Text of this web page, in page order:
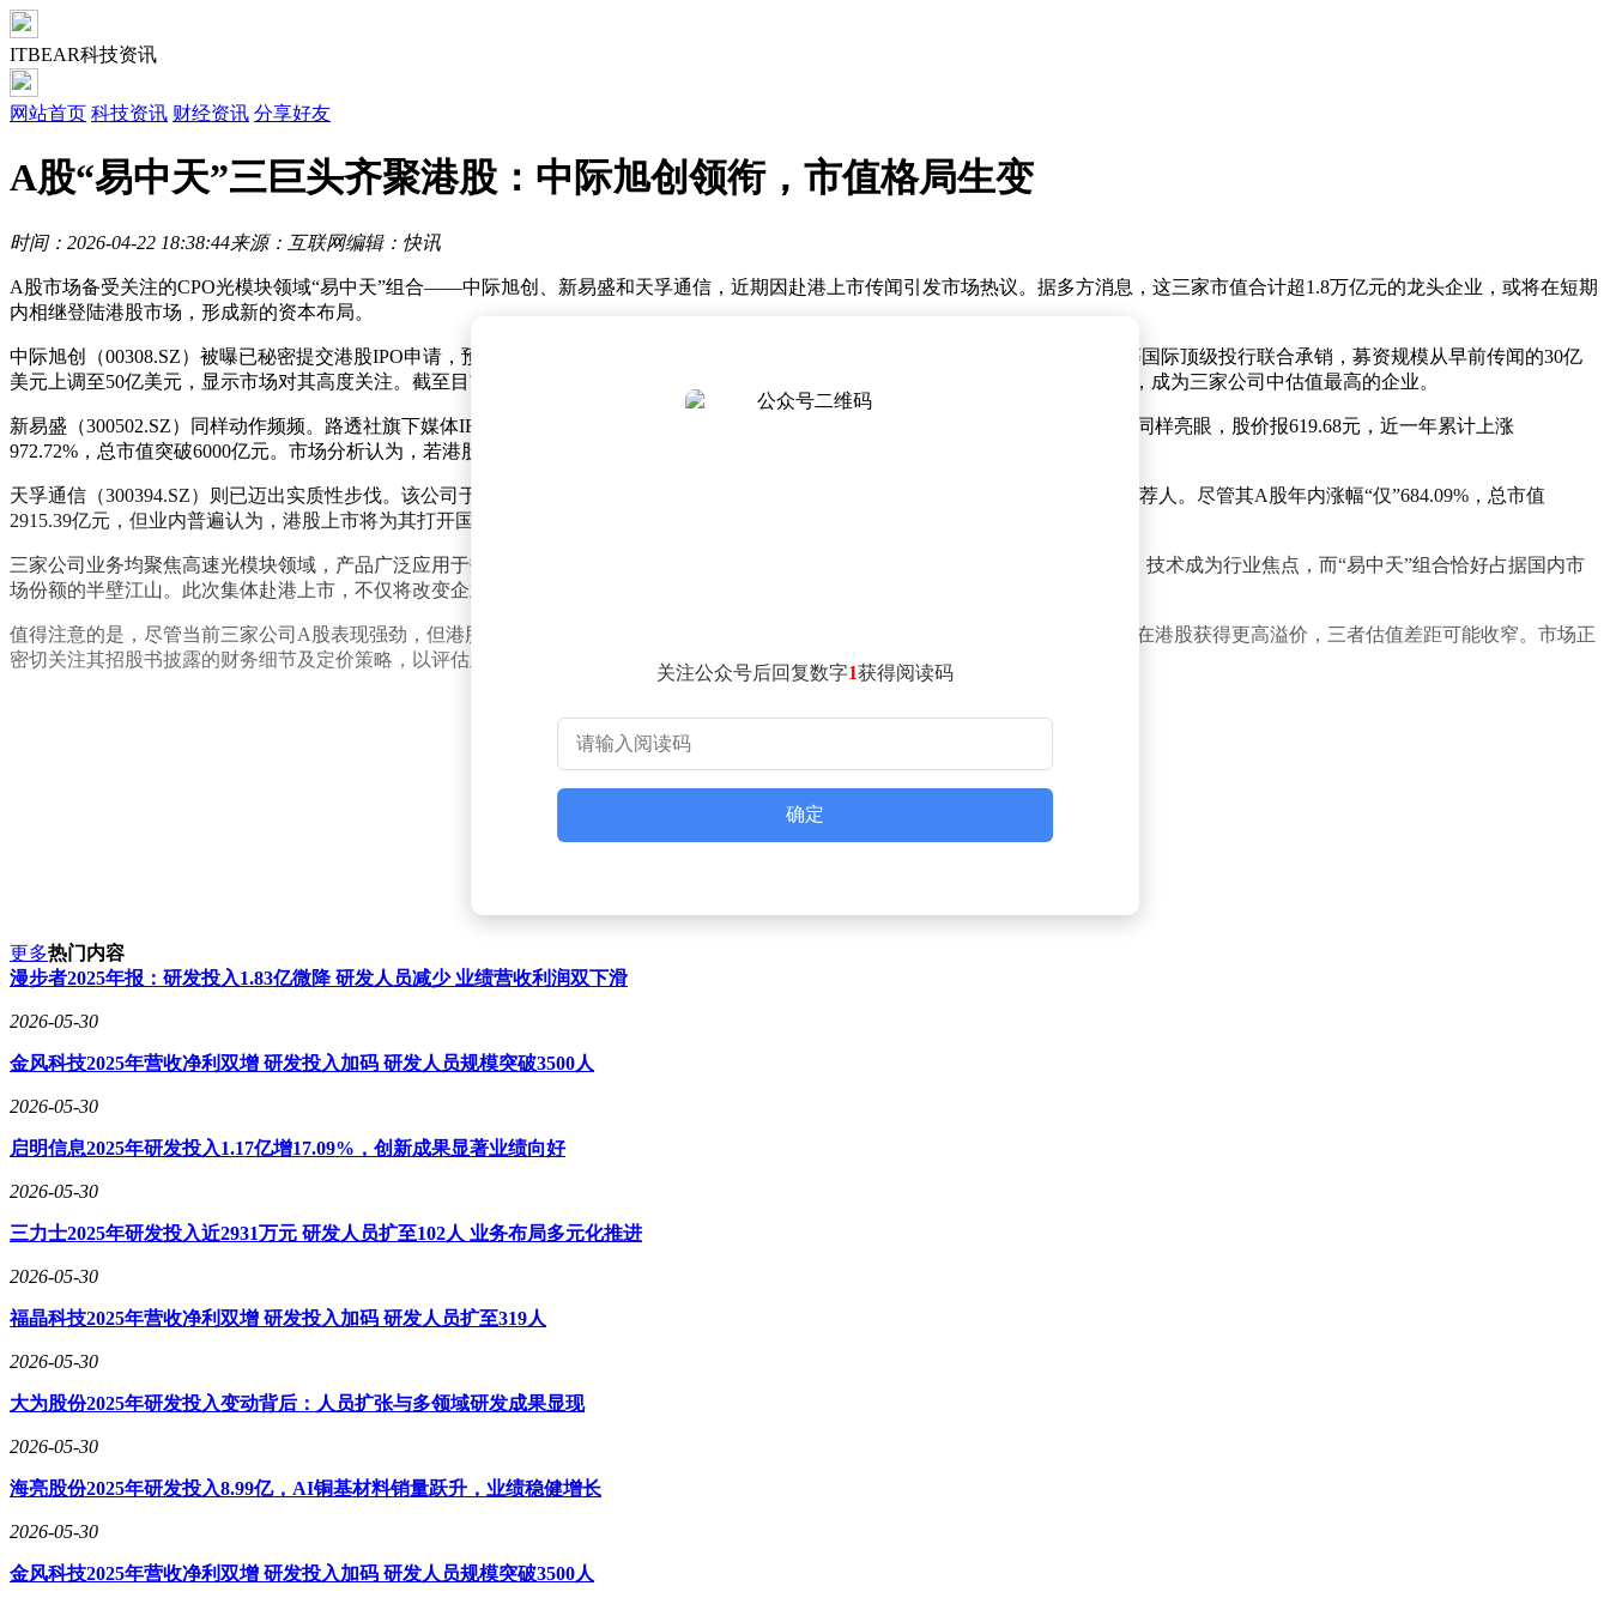
ITBEAR科技资讯
网站首页 科技资讯 财经资讯 分享好友
A股“易中天”三巨头齐聚港股：中际旭创领衔，市值格局生变
时间：2026-04-22 18:38:44来源：互联网编辑：快讯
A股市场备受关注的CPO光模块领域“易中天”组合——中际旭创、新易盛和天孚通信，近期因赴港上市传闻引发市场热议。据多方消息，这三家市值合计超1.8万亿元的龙头企业，或将在短期
内相继登陆港股市场，形成新的资本布局。
中际旭创（00308.SZ）被曝已秘密提交港股IPO申请，预计最快于6月完成上市。此次发行由中金公司、广发证券、高盛及摩根士丹利等国际顶级投行联合承销，募资规模从早前传闻的30亿
美元上调至50亿美元，显示市场对其高度关注。截至目前，该公司A股股价报888.91元，年内涨幅达1015.77%，总市值逼近万亿元大关，成为三家公司中估值最高的企业。
新易盛（300502.SZ）同样动作频频。路透社旗下媒体IFR报道称，该公司正评估赴港二次上市计划，拟募资至少30亿美元。其A股表现同样亮眼，股价报619.68元，近一年累计上涨
972.72%，总市值突破6000亿元。市场分析认为，若港股发行顺利，其估值有望进一步攀升。
天孚通信（300394.SZ）则已迈出实质性步伐。该公司于4月10日正式向港交所递交上市申请，由高盛、美银证券和中金公司担任联席保荐人。尽管其A股年内涨幅“仅”684.09%，总市值
2915.39亿元，但业内普遍认为，港股上市将为其打开国际化融资渠道，估值提升空间显著。
三家公司业务均聚焦高速光模块领域，产品广泛应用于数据中心、5G通信等前沿场景。随着全球AI算力需求爆发，CPO（共封装光学）技术成为行业焦点，而“易中天”组合恰好占据国内市
场份额的半壁江山。此次集体赴港上市，不仅将改变企业资本结构，更可能引发A股与港股市场间的估值重构。
值得注意的是，尽管当前三家公司A股表现强劲，但港股上市后总市值排名或生变。中际旭创虽领先优势明显，但新易盛和天孚通信若在港股获得更高溢价，三者估值差距可能收窄。市场正
密切关注其招股书披露的财务细节及定价策略，以评估此次跨境资本运作的潜在影响。
关注公众号后回复数字1获得阅读码
确定
更多热门内容
漫步者2025年报：研发投入1.83亿微降 研发人员减少 业绩营收利润双下滑
2026-05-30
金风科技2025年营收净利双增 研发投入加码 研发人员规模突破3500人
2026-05-30
启明信息2025年研发投入1.17亿增17.09%，创新成果显著业绩向好
2026-05-30
三力士2025年研发投入近2931万元 研发人员扩至102人 业务布局多元化推进
2026-05-30
福晶科技2025年营收净利双增 研发投入加码 研发人员扩至319人
2026-05-30
大为股份2025年研发投入变动背后：人员扩张与多领域研发成果显现
2026-05-30
海亮股份2025年研发投入8.99亿，AI铜基材料销量跃升，业绩稳健增长
2026-05-30
金风科技2025年营收净利双增 研发投入加码 研发人员规模突破3500人